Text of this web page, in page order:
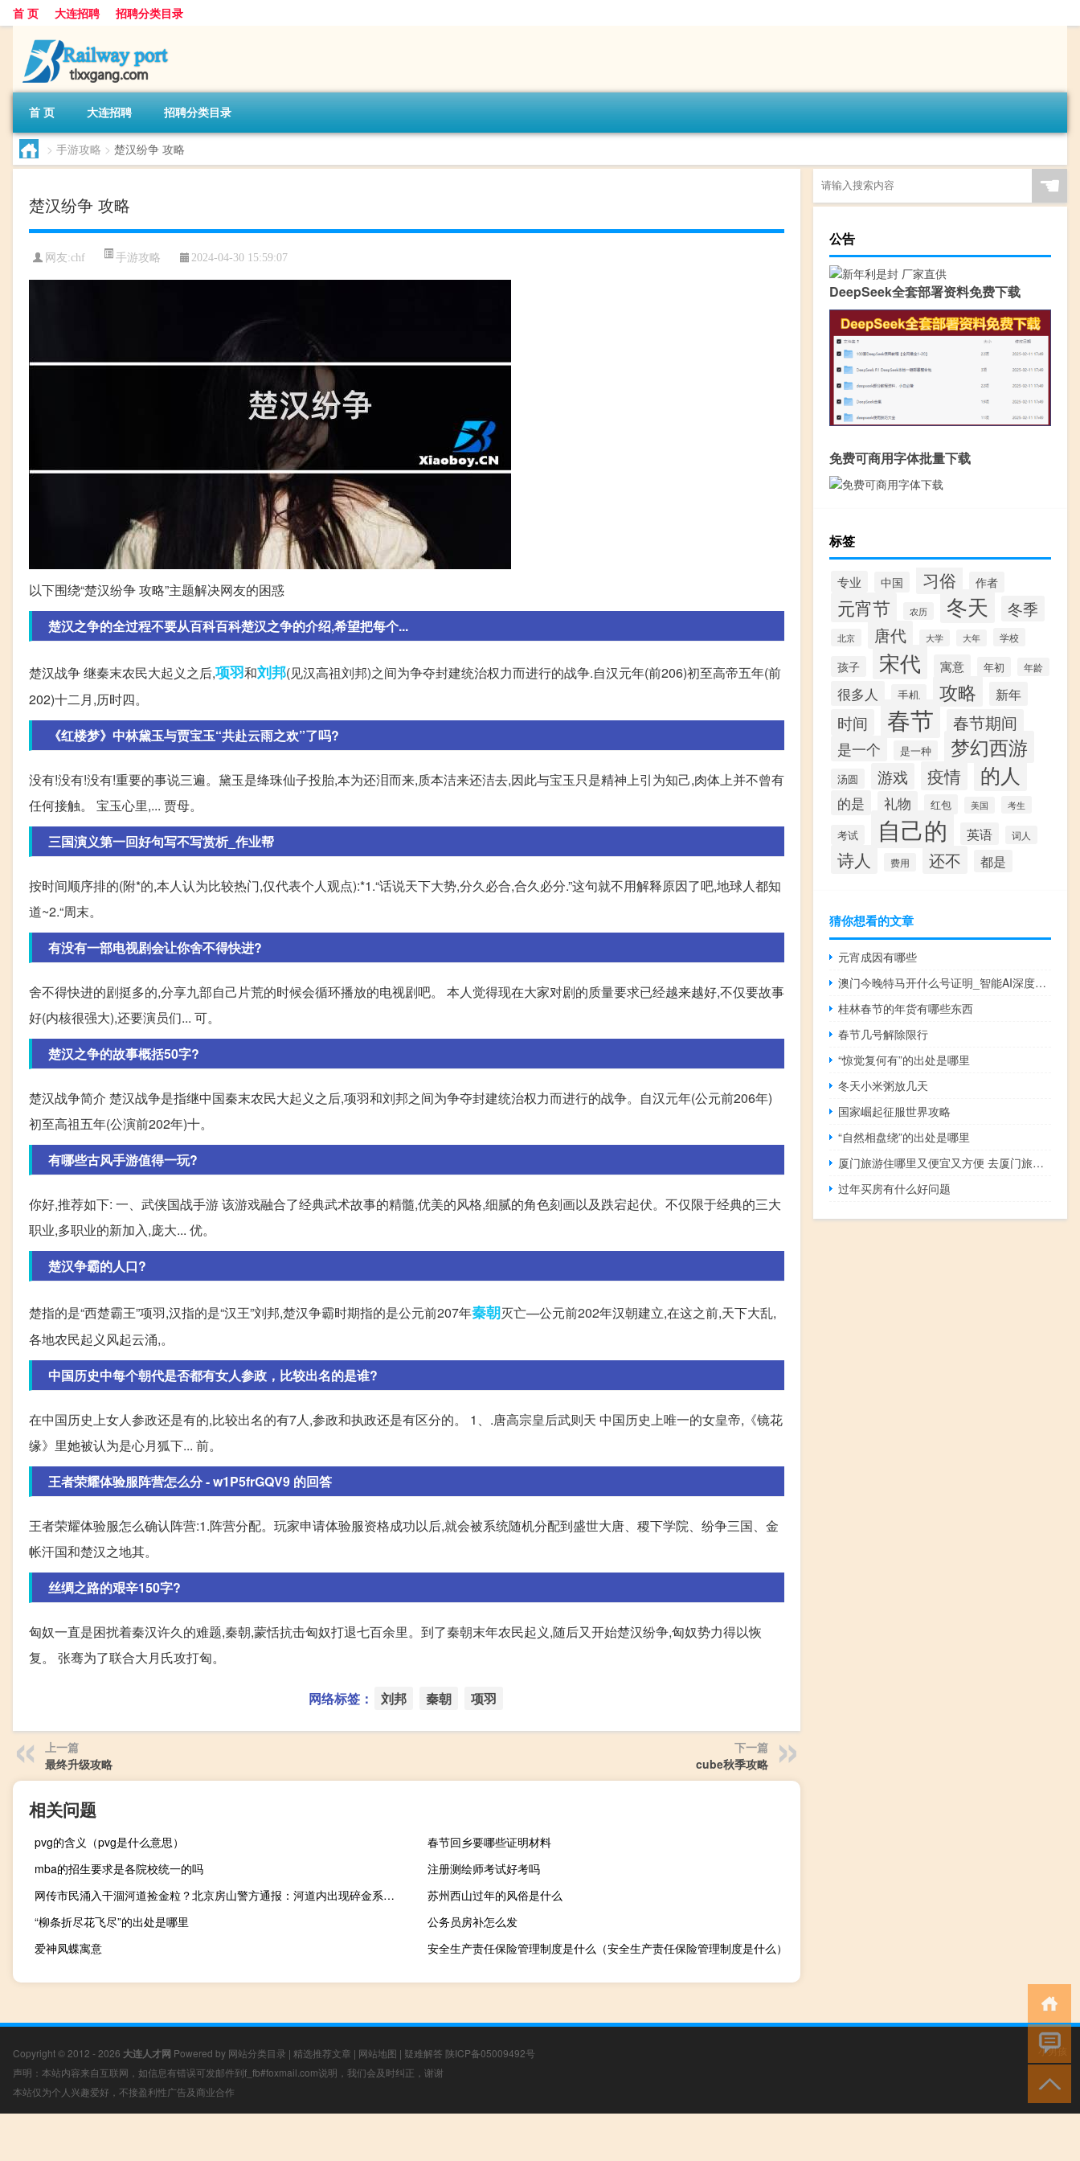
首 页 大连招聘 招聘分类目录
首 页 大连招聘 招聘分类目录
> 手游攻略 > 楚汉纷争 攻略
楚汉纷争 攻略
网友:chf 手游攻略 2024-04-30 15:59:07
以下围绕“楚汉纷争 攻略”主题解决网友的困惑
楚汉之争的全过程不要从百科百科楚汉之争的介绍,希望把每个...
楚汉战争 继秦末农民大起义之后,项羽和刘邦(见汉高祖刘邦)之间为争夺封建统治权力而进行的战争.自汉元年(前206)初至高帝五年(前
202)十二月,历时四。
《红楼梦》中林黛玉与贾宝玉“共赴云雨之欢”了吗?
没有!没有!没有!重要的事说三遍。黛玉是绛珠仙子投胎,本为还泪而来,质本洁来还洁去,因此与宝玉只是精神上引为知己,肉体上并不曾有
任何接触。 宝玉心里,... 贾母。
三国演义第一回好句写不写赏析_作业帮
按时间顺序排的(附*的,本人认为比较热门,仅代表个人观点):*1.“话说天下大势,分久必合,合久必分.”这句就不用解释原因了吧,地球人都知
道~2.“周末。
有没有一部电视剧会让你舍不得快进?
舍不得快进的剧挺多的,分享九部自己片荒的时候会循环播放的电视剧吧。 本人觉得现在大家对剧的质量要求已经越来越好,不仅要故事
好(内核很强大),还要演员们... 可。
楚汉之争的故事概括50字?
楚汉战争简介 楚汉战争是指继中国秦末农民大起义之后,项羽和刘邦之间为争夺封建统治权力而进行的战争。自汉元年(公元前206年)
初至高祖五年(公演前202年)十。
有哪些古风手游值得一玩?
你好,推荐如下: 一、武侠国战手游 该游戏融合了经典武术故事的精髓,优美的风格,细腻的角色刻画以及跌宕起伏。不仅限于经典的三大
职业,多职业的新加入,庞大... 优。
楚汉争霸的人口?
楚指的是“西楚霸王”项羽,汉指的是“汉王”刘邦,楚汉争霸时期指的是公元前207年秦朝灭亡—公元前202年汉朝建立,在这之前,天下大乱,
各地农民起义风起云涌,。
中国历史中每个朝代是否都有女人参政，比较出名的是谁?
在中国历史上女人参政还是有的,比较出名的有7人,参政和执政还是有区分的。 1、.唐高宗皇后武则天 中国历史上唯一的女皇帝,《镜花
缘》里她被认为是心月狐下... 前。
王者荣耀体验服阵营怎么分 - w1P5frGQV9 的回答
王者荣耀体验服怎么确认阵营:1.阵营分配。玩家申请体验服资格成功以后,就会被系统随机分配到盛世大唐、稷下学院、纷争三国、金
帐汗国和楚汉之地其。
丝绸之路的艰辛150字?
匈奴一直是困扰着秦汉许久的难题,秦朝,蒙恬抗击匈奴打退七百余里。到了秦朝末年农民起义,随后又开始楚汉纷争,匈奴势力得以恢
复。 张骞为了联合大月氏攻打匈。
网络标签： 刘邦 秦朝 项羽
上一篇
最终升级攻略
下一篇
cube秋季攻略
相关问题
pvg的含义（pvg是什么意思）
春节回乡要哪些证明材料
mba的招生要求是各院校统一的吗
注册测绘师考试好考吗
网传市民涌入干涸河道捡金粒？北京房山警方通报：河道内出现碎金系自导自演
苏州西山过年的风俗是什么
“柳条折尽花飞尽”的出处是哪里
公务员房补怎么发
爱神凤蝶寓意
安全生产责任保险管理制度是什么（安全生产责任保险管理制度是什么）
☚
公告
DeepSeek全套部署资料免费下载
免费可商用字体批量下载
标签
专业 中国 习俗 作者
元宵节 农历 冬天 冬季
北京 唐代 大学 大年 学校
孩子 宋代 寓意 年初 年龄
很多人 手机 攻略 新年
时间 春节 春节期间
是一个 是一种 梦幻西游
汤圆 游戏 疫情 的人
的是 礼物 红包 美国 考生
考试 自己的 英语 词人
诗人 费用 还不 都是
猜你想看的文章
元宵成因有哪些
澳门今晚特马开什么号证明_智能AI深度解析_百度大脑版A12.26.89
桂林春节的年货有哪些东西
春节几号解除限行
“惊觉复何有”的出处是哪里
冬天小米粥放几天
国家崛起征服世界攻略
“自然相盘绕”的出处是哪里
厦门旅游住哪里又便宜又方便 去厦门旅游住哪里比较方便
过年买房有什么好问题
Copyright © 2012 - 2026 大连人才网 Powered by 网站分类目录 | 精选推荐文章 | 网站地图 | 疑难解答 陕ICP备05009492号
声明：本站内容来自互联网，如信息有错误可发邮件到f_fb#foxmail.com说明，我们会及时纠正，谢谢
本站仅为个人兴趣爱好，不接盈利性广告及商业合作
小男孩